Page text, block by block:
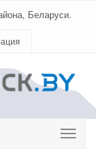
Беларуси.